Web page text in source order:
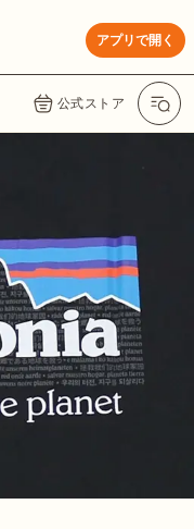
アプリで開く
公式ストア